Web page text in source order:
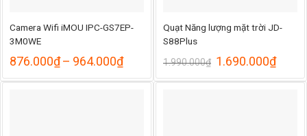
Camera Wifi iMOU IPC-GS7EP-
3M0WE
876.000₫– 964.000₫Khoảng
từ
Quạt Năng lượng mặt trời JD-
S88Plus
1.990.000₫ Giá
là:
1.690.000₫Giá
tại